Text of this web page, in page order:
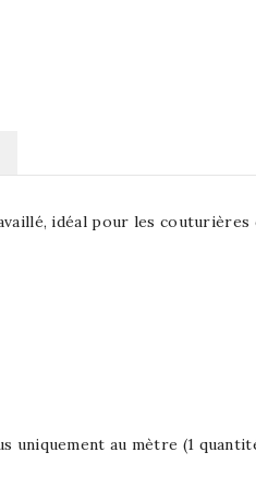
idéal pour les couturières
au mètre (1